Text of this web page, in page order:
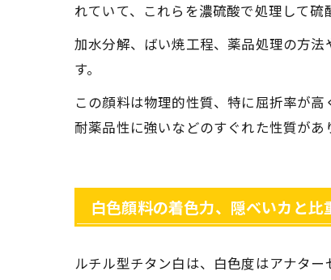
れていて、これらを濃硫酸で処理して硫
加水分解、ばい焼工程、薬品処理の方
す。
この顔料は物理的性質、特に屈折率が
耐薬品性に強いなどのすぐれた性質があ
白色顔料の着色力、隠べいカと比
ルチル型チタン白は、白色度はアナタ